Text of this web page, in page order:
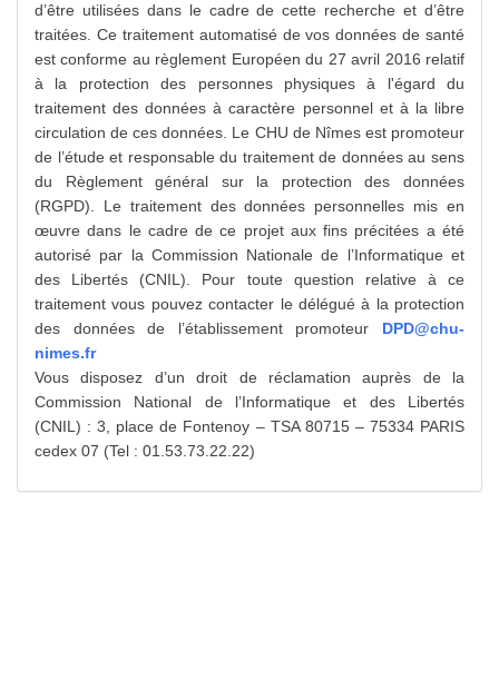
d’être utilisées dans le cadre de cette recherche et d’être
traitées. Ce traitement automatisé de vos données de santé
est conforme au règlement Européen du 27 avril 2016 relatif
à la protection des personnes physiques à l'égard du
traitement des données à caractère personnel et à la libre
circulation de ces données. Le CHU de Nîmes est promoteur
de l’étude et responsable du traitement de données au sens
du Règlement général sur la protection des données
(RGPD). Le traitement des données personnelles mis en
œuvre dans le cadre de ce projet aux fins précitées a été
autorisé par la Commission Nationale de l’Informatique et
des Libertés (CNIL). Pour toute question relative à ce
traitement vous pouvez contacter le délégué à la protection
des données de l’établissement promoteur DPD@chu-
nimes.fr
Vous disposez d’un droit de réclamation auprès de la
Commission National de l’Informatique et des Libertés
(CNIL) : 3, place de Fontenoy – TSA 80715 – 75334 PARIS
cedex 07 (Tel : 01.53.73.22.22)